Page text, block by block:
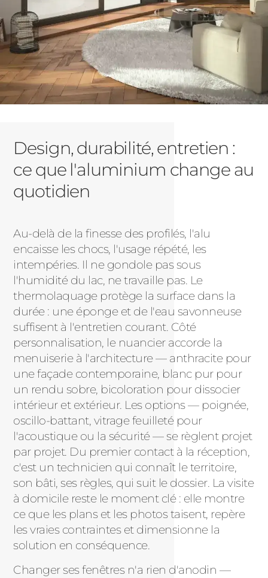
Design, durabilité, entretien :
ce que l'aluminium change au
quotidien
Au-delà de la finesse des profilés, l'alu
encaisse les chocs, l'usage répété, les
intempéries. Il ne gondole pas sous
l'humidité du lac, ne travaille pas. Le
thermolaquage protège la surface dans la
durée : une éponge et de l'eau savonneuse
suffisent à l'entretien courant. Côté
personnalisation, le nuancier accorde la
menuiserie à l'architecture — anthracite pour
une façade contemporaine, blanc pur pour
un rendu sobre, bicoloration pour dissocier
intérieur et extérieur. Les options — poignée,
oscillo-battant, vitrage feuilleté pour
l'acoustique ou la sécurité — se règlent projet
par projet. Du premier contact à la réception,
c'est un technicien qui connaît le territoire,
son bâti, ses règles, qui suit le dossier. La visite
à domicile reste le moment clé : elle montre
ce que les plans et les photos taisent, repère
les vraies contraintes et dimensionne la
solution en conséquence.
Changer ses fenêtres n'a rien d'anodin —